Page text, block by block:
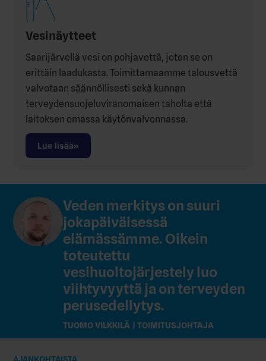
Vesinäytteet
Saarijärvellä vesi on pohjavettä, joten se on
erittäin laadukasta. Toimittamaamme talousvettä
valvotaan säännöllisesti sekä kunnan
terveydensuojeluviranomaisen taholta että
laitoksen omassa käytönvalvonnassa.
Lue lisää
Veden merkitys on suuri
jokapäiväisessä
elämässämme. Oikein
toteutettu
vesihuoltojärjestely luo
viihtyvyyttä ja on terveyden
perusedellytys.
TUOMO VILKKILÄ | TOIMITUSJOHTAJA